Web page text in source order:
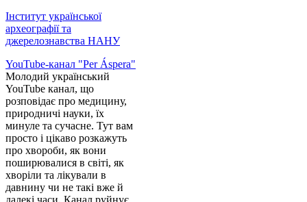
Інститут української
археографії та
джерелознавства НАНУ
YouTube-канал "Per Áspera"
Молодий український
YouTube канал, що
розповідає про медицину,
природничі науки, їх
минуле та сучасне. Тут вам
просто і цікаво розкажуть
про хвороби, як вони
поширювалися в світі, як
хворіли та лікували в
давнину чи не такі вже й